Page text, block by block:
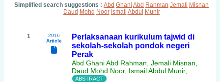
Simplified search suggestions : Abd Ghani Abd Rahman Jemali Misnan
Daud Mohd Noor Ismail Abdul Munir
1
2016
Article
Perlaksanaan kurikulum tajwid di
sekolah-sekolah pondok negeri
Perak
Abd Ghani Abd Rahman, Jemali Misnan,
Daud Mohd Noor, Ismail Abdul Munir,